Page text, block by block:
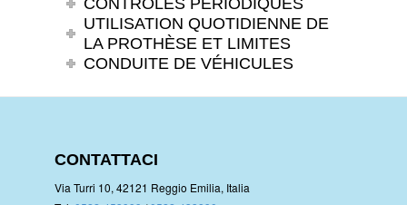
UTILISATION QUOTIDIENNE DE
LA PROTHÈSE ET LIMITES
CONDUITE DE VÉHICULES
CONTATTACI
Via Turri 10, 42121 Reggio Emilia, Italia